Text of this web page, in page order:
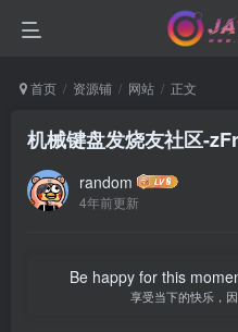
首页 资源铺 网站 正文
机械键盘发烧友社区-
random
4年前更新
Be happy for this
享受当下的快乐，